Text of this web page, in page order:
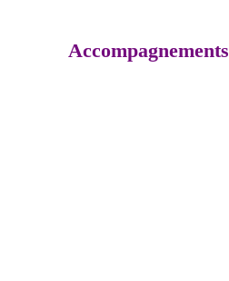
Accompagnements